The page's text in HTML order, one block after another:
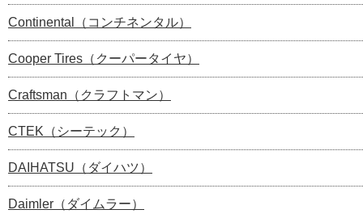
Continental（コンチネンタル）
Cooper Tires（クーパータイヤ）
Craftsman（クラフトマン）
CTEK（シーテック）
DAIHATSU（ダイハツ）
Daimler（ダイムラー）